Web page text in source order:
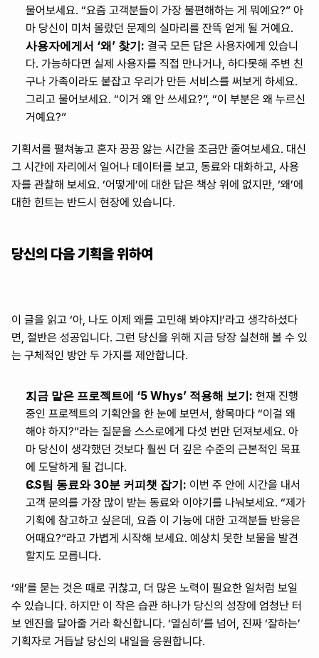
물어보세요. “요즘 고객분들이 가장 불편해하는 게 뭐예요?” 아
마 당신이 미처 몰랐던 문제의 실마리를 잔뜩 얻게 될 거예요.
사용자에게서 ‘왜’ 찾기: 결국 모든 답은 사용자에게 있습니
다. 가능하다면 실제 사용자를 직접 만나거나, 하다못해 주변 친
구나 가족이라도 붙잡고 우리가 만든 서비스를 써보게 하세요.
그리고 물어보세요. “이거 왜 안 쓰세요?”, “이 부분은 왜 누르신
거예요?”
기획서를 펼쳐놓고 혼자 끙끙 앓는 시간을 조금만 줄여보세요. 대신
그 시간에 자리에서 일어나 데이터를 보고, 동료와 대화하고, 사용
자를 관찰해 보세요. ‘어떻게’에 대한 답은 책상 위에 없지만, ‘왜’에
대한 힌트는 반드시 현장에 있습니다.
당신의 다음 기획을 위하여
이 글을 읽고 ‘아, 나도 이제 왜를 고민해 봐야지!’라고 생각하셨다
면, 절반은 성공입니다. 그런 당신을 위해 지금 당장 실천해 볼 수 있
는 구체적인 방안 두 가지를 제안합니다.
지금 맡은 프로젝트에 ‘5 Whys’ 적용해 보기: 현재 진행
중인 프로젝트의 기획안을 한 눈에 보면서, 항목마다 “이걸 왜
해야 하지?”라는 질문을 스스로에게 다섯 번만 던져보세요. 아
마 당신이 생각했던 것보다 훨씬 더 깊은 수준의 근본적인 목표
에 도달하게 될 겁니다.
CS팀 동료와 30분 커피챗 잡기: 이번 주 안에 시간을 내서
고객 문의를 가장 많이 받는 동료와 이야기를 나눠보세요. “제가
기획에 참고하고 싶은데, 요즘 이 기능에 대한 고객분들 반응은
어때요?”라고 가볍게 시작해 보세요. 예상치 못한 보물을 발견
할지도 모릅니다.
‘왜’를 묻는 것은 때로 귀찮고, 더 많은 노력이 필요한 일처럼 보일
수 있습니다. 하지만 이 작은 습관 하나가 당신의 성장에 엄청난 터
보 엔진을 달아줄 거라 확신합니다. ‘열심히’를 넘어, 진짜 ‘잘하는’
기획자로 거듭날 당신의 내일을 응원합니다.